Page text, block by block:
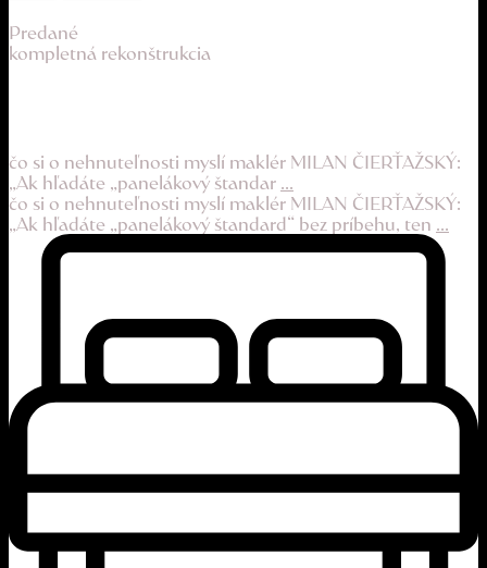
Predané
kompletná rekonštrukcia
čo si o nehnuteľnosti myslí maklér MILAN ČIERŤAŽSKÝ:
„Ak hľadáte „panelákový štandar
čo si o nehnuteľnosti myslí maklér MILAN ČIERŤAŽSKÝ:
„Ak hľadáte „panelákový štandard“ bez príbehu, ten